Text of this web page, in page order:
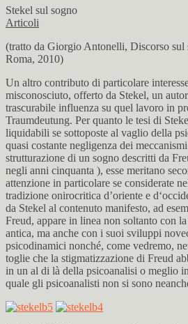
Stekel sul sogno
Articoli
(tratto da Giorgio Antonelli, Discorso
Roma, 2010)
Un altro contributo di particolare
misconosciuto, offerto da Stekel, un
trascurabile influenza su quel lavoro in
Traumdeutung. Per quanto le tesi di
liquidabili se sottoposte al vaglio della
quasi costante negligenza dei
strutturazione di un sogno descritti da
negli anni cinquanta ), esse meritano
attenzione in particolare se considerate
tradizione onirocritica d’oriente e
da Stekel al contenuto manifesto, ad
Freud, appare in linea non soltanto con
antica, ma anche con i suoi sviluppi
psicodinamici nonché, come vedremo,
toglie che la stigmatizzazione di Freud
in un al di là della psicoanalisi o meglio
quale gli psicoanalisti non si sono